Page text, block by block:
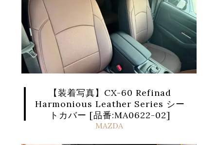
【装着写真】CX-60 Refinad
Harmonious Leather Series シー
トカバー [品番:MA0622-02]
MAZDA